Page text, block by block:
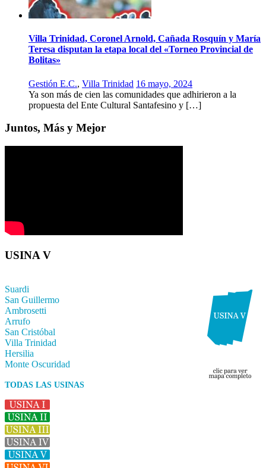
Villa Trinidad, Coronel Arnold, Cañada Rosquín y María
Teresa disputan la etapa local del «Torneo Provincial de
Bolitas»
Gestión E.C., Villa Trinidad 16 mayo, 2024
Ya son más de cien las comunidades que adhirieron a la
propuesta del Ente Cultural Santafesino y […]
Juntos, Más y Mejor
USINA V
Suardi
San Guillermo
Ambrosetti
Arrufo
San Cristóbal
Villa Trinidad
Hersilia
Monte Oscuridad
TODAS LAS USINAS